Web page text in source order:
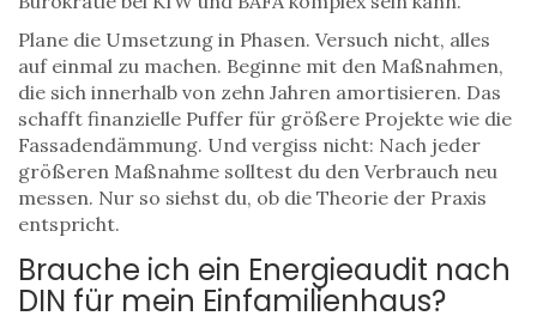
Plane die Umsetzung in Phasen. Versuch nicht, alles
auf einmal zu machen. Beginne mit den Maßnahmen,
die sich innerhalb von zehn Jahren amortisieren. Das
schafft finanzielle Puffer für größere Projekte wie die
Fassadendämmung. Und vergiss nicht: Nach jeder
größeren Maßnahme solltest du den Verbrauch neu
messen. Nur so siehst du, ob die Theorie der Praxis
entspricht.
Brauche ich ein Energieaudit nach
DIN für mein Einfamilienhaus?